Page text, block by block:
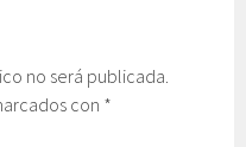
no será publicada.
con *